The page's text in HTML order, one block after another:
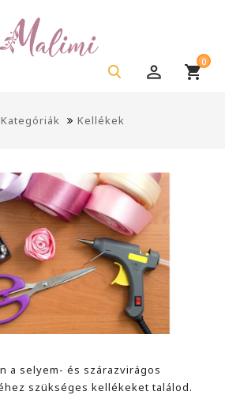
0
Kategóriák Kellékek
a selyem- és szárazvirágos
szükséges kellékeket találod.